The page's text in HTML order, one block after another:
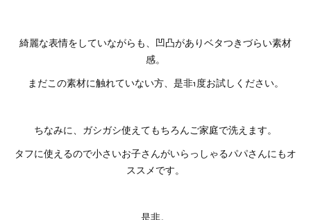
綺麗な表情をしていながらも、凹凸がありベタつきづらい素材
感。
まだこの素材に触れていない方、是非1度お試しください。
ちなみに、ガシガシ使えてもちろんご家庭で洗えます。
タフに使えるので小さいお子さんがいらっしゃるパパさんにもオ
ススメです。